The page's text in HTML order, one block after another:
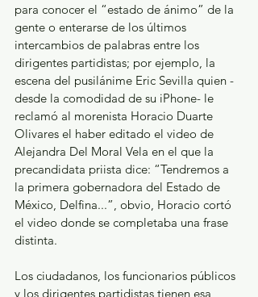
para conocer el “estado de ánimo” de la
gente o enterarse de los últimos
intercambios de palabras entre los
dirigentes partidistas; por ejemplo, la
escena del pusilánime Eric Sevilla quien -
desde la comodidad de su iPhone- le
reclamó al morenista Horacio Duarte
Olivares el haber editado el video de
Alejandra Del Moral Vela en el que la
precandidata priista dice: “Tendremos a
la primera gobernadora del Estado de
México, Delfina...”, obvio, Horacio cortó
el video donde se completaba una frase
distinta.
Los ciudadanos, los funcionarios públicos
y los dirigentes partidistas tienen esa